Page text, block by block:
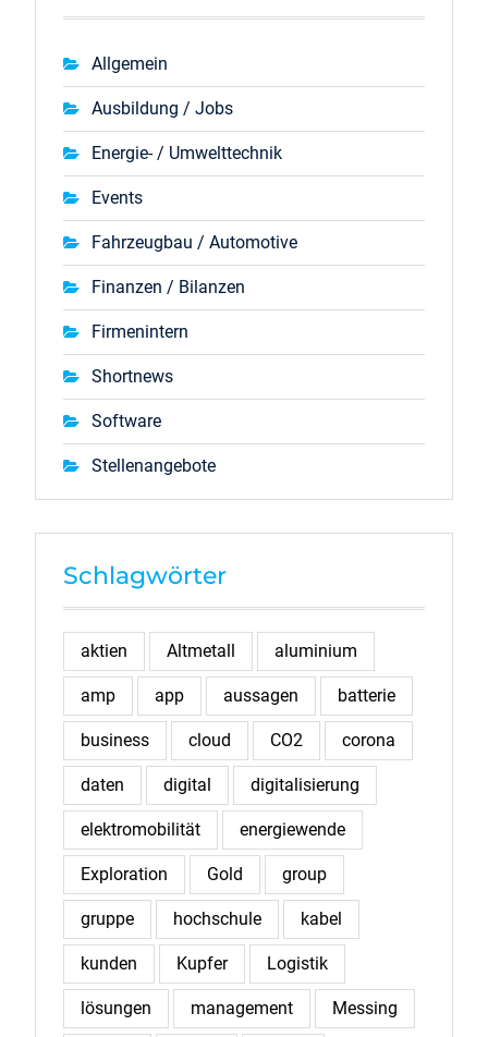
Allgemein
Ausbildung / Jobs
Energie- / Umwelttechnik
Events
Fahrzeugbau / Automotive
Finanzen / Bilanzen
Firmenintern
Shortnews
Software
Stellenangebote
Schlagwörter
aktien Altmetall aluminium
amp app aussagen batterie
business cloud CO2 corona
daten digital digitalisierung
elektromobilität energiewende
Exploration Gold group
gruppe hochschule kabel
kunden Kupfer Logistik
lösungen management Messing